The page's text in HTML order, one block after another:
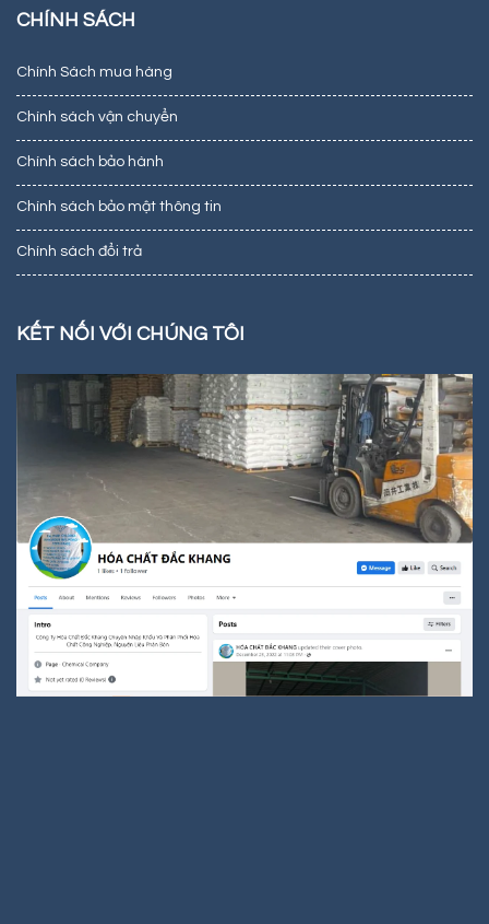
CHÍNH SÁCH
Chính Sách mua hàng
Chính sách vận chuyển
Chính sách bảo hành
Chính sách bảo mật thông tin
Chính sách đổi trả
KẾT NỐI VỚI CHÚNG TÔI